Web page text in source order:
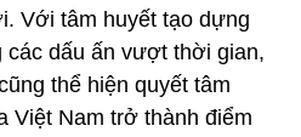
Với tâm huyết tạo dựng
các dấu ấn vượt thời gian,
thể hiện quyết tâm
Việt Nam trở thành điểm